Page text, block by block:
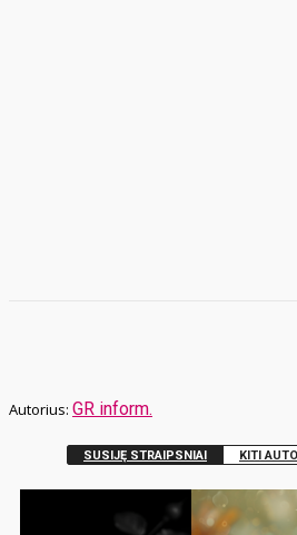
GR inform.
SUSIJĘ STRAIPSNIAI KITI